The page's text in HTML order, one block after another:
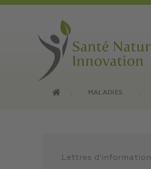
MALADIES
Lettres d'information